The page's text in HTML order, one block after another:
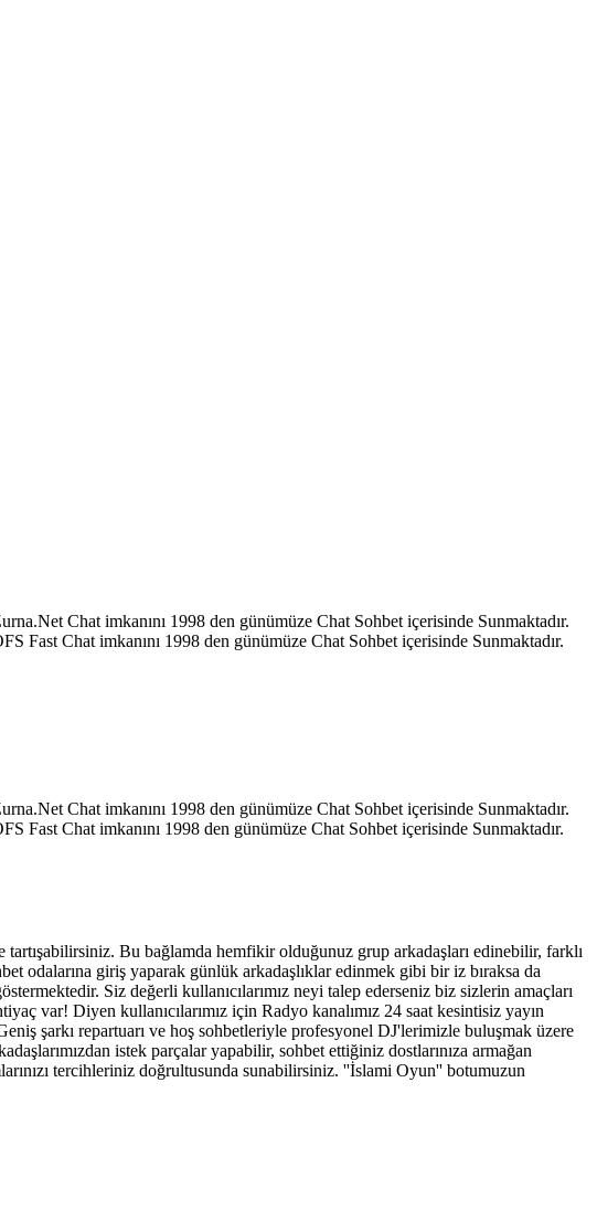
Chat imkanını 1998 den günümüze Chat Sohbet içerisinde Sunmaktadır.
Fast Chat imkanını 1998 den günümüze Chat Sohbet içerisinde Sunmaktadır.
Chat imkanını 1998 den günümüze Chat Sohbet içerisinde Sunmaktadır.
Fast Chat imkanını 1998 den günümüze Chat Sohbet içerisinde Sunmaktadır.
tartışabilirsiniz. Bu bağlamda hemfikir olduğunuz grup arkadaşları edinebilir, farklı
odalarına giriş yaparak günlük arkadaşlıklar edinmek gibi bir iz bıraksa da
Siz değerli kullanıcılarımız neyi talep ederseniz biz sizlerin amaçları
var! Diyen kullanıcılarımız için Radyo kanalımız 24 saat kesintisiz yayın
şarkı repartuarı ve hoş sohbetleriyle profesyonel DJ'lerimizle buluşmak üzere
istek parçalar yapabilir, sohbet ettiğiniz dostlarınıza armağan
tercihleriniz doğrultusunda sunabilirsiniz. ''İslami Oyun'' botumuzun